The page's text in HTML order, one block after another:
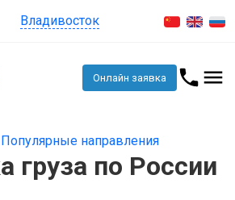
Владивосток
Онлайн заявка
Популярные направления
груза по России